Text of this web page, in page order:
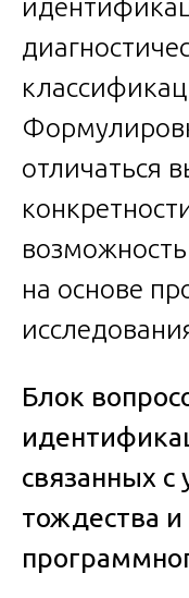
отличаться
на основе
Блок
связанных с
тождества